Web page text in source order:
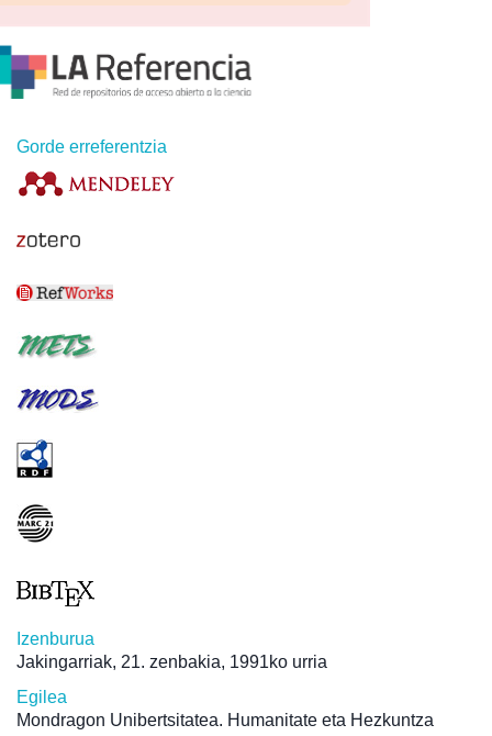
Gorde erreferentzia
Izenburua
Jakingarriak, 21. zenbakia, 1991ko urria
Egilea
Mondragon Unibertsitatea. Humanitate eta Hezkuntza